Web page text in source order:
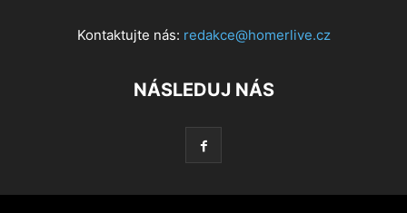
Kontaktujte nás: redakce@homerlive.cz
NÁSLEDUJ NÁS